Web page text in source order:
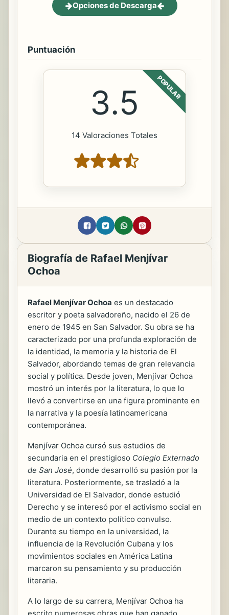
Opciones de Descarga
Puntuación
POPULAR
3.5
14 Valoraciones Totales
Biografía de Rafael Menjívar
Ochoa
Rafael Menjívar Ochoa es un destacado
escritor y poeta salvadoreño, nacido el 26 de
enero de 1945 en San Salvador. Su obra se ha
caracterizado por una profunda exploración de
la identidad, la memoria y la historia de El
Salvador, abordando temas de gran relevancia
social y política. Desde joven, Menjívar Ochoa
mostró un interés por la literatura, lo que lo
llevó a convertirse en una figura prominente en
la narrativa y la poesía latinoamericana
contemporánea.
Menjívar Ochoa cursó sus estudios de
secundaria en el prestigioso Colegio Externado
de San José, donde desarrolló su pasión por la
literatura. Posteriormente, se trasladó a la
Universidad de El Salvador, donde estudió
Derecho y se interesó por el activismo social en
medio de un contexto político convulso.
Durante su tiempo en la universidad, la
influencia de la Revolución Cubana y los
movimientos sociales en América Latina
marcaron su pensamiento y su producción
literaria.
A lo largo de su carrera, Menjívar Ochoa ha